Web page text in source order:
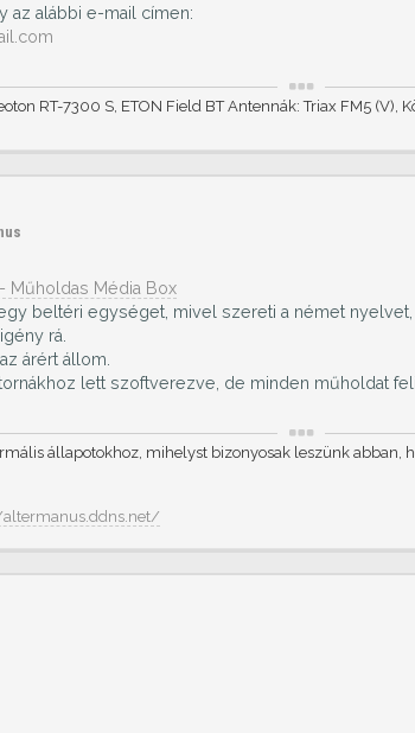
az alábbi e-mail címen:
RT-7300 S, ETON Field BT Antennák: Triax FM5 (V),
Műholdas Média Box
beltéri egységet, mivel szereti a német
rá.
árért állom.
lett szoftverezve, de minden műholdat
állapotokhoz, mihelyst bizonyosak leszünk abban,